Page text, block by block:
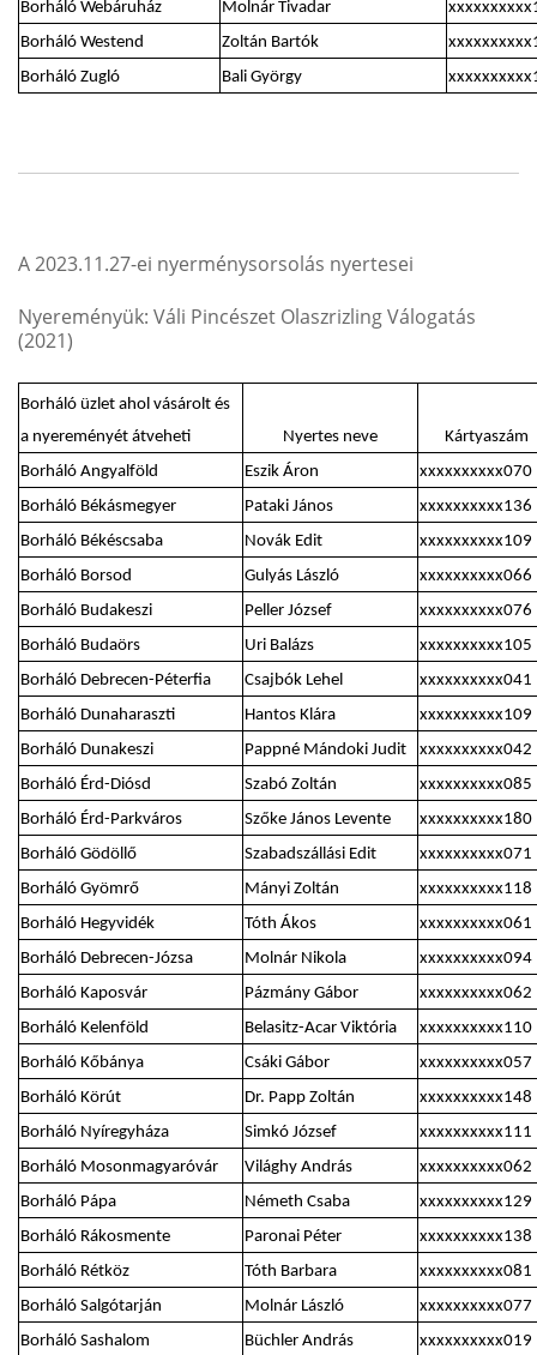
Borháló Webáruház Molnár Tivadar
Borháló Westend
Zoltán Bartók
Borháló Zugló
Bali György
A 2023.11.27-ei nyerménysorsolás nyertesei
Nyereményük: Váli Pincészet Olaszrizling Válogatás
(2021)
Borháló üzlet ahol vásárolt és
a nyereményét átveheti
Nyertes neve
Kártyaszám
Borháló Angyalföld
Eszik Áron
xxxxxxxxxx070
Borháló Békásmegyer
Pataki János
xxxxxxxxxx136
Borháló Békéscsaba
Novák Edit
xxxxxxxxxx109
Borháló Borsod
Gulyás László
xxxxxxxxxx066
Borháló Budakeszi
Peller József
xxxxxxxxxx076
Borháló Budaörs
Uri Balázs
xxxxxxxxxx105
Borháló Debrecen-Péterfia
Csajbók Lehel
xxxxxxxxxx041
Borháló Dunaharaszti
Hantos Klára
xxxxxxxxxx109
Borháló Dunakeszi
Pappné Mándoki Judit
xxxxxxxxxx042
Borháló Érd-Diósd
Szabó Zoltán
xxxxxxxxxx085
Borháló Érd-Parkváros
Szőke János Levente
xxxxxxxxxx180
Borháló Gödöllő
Szabadszállási Edit
xxxxxxxxxx071
Borháló Gyömrő
Mányi Zoltán
xxxxxxxxxx118
Borháló Hegyvidék
Tóth Ákos
xxxxxxxxxx061
Borháló Debrecen-Józsa
Molnár Nikola
xxxxxxxxxx094
Borháló Kaposvár
Pázmány Gábor
xxxxxxxxxx062
Borháló Kelenföld
Belasitz-Acar Viktória
xxxxxxxxxx110
Borháló Kőbánya
Csáki Gábor
xxxxxxxxxx057
Borháló Körút
Dr. Papp Zoltán
xxxxxxxxxx148
Borháló Nyíregyháza
Simkó József
xxxxxxxxxx111
Borháló Mosonmagyaróvár
Világhy András
xxxxxxxxxx062
Borháló Pápa
Németh Csaba
xxxxxxxxxx129
Borháló Rákosmente
Paronai Péter
xxxxxxxxxx138
Borháló Rétköz
Tóth Barbara
xxxxxxxxxx081
Borháló Salgótarján
Molnár László
xxxxxxxxxx077
Borháló Sashalom
Büchler András
xxxxxxxxxx019